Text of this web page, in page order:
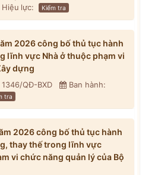
Hiệu lực: Kiểm tra
2026 công bố thủ tục hành
lĩnh vực Nhà ở thuộc phạm vi
dựng
1346/QĐ-BXD
Ban hành:
tra
2026 công bố thủ tục hành
thay thế trong lĩnh vực
vi chức năng quản lý của Bộ